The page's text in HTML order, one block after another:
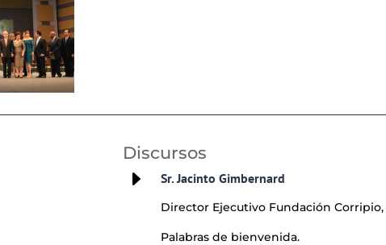
Discursos
E Sr. Jacinto Gimbernard
Director Ejecutivo Fundación Corripio,
Palabras de bienvenida.